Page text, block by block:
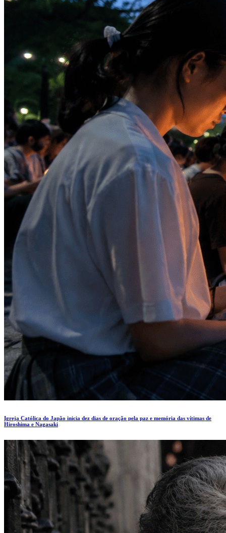
Igreja Católica do Japão inicia dez dias de oração pela paz e memória das vítimas de
Hiroshima e Nagasaki